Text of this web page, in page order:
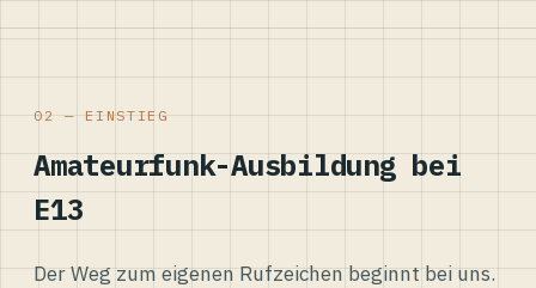
02 — EINSTIEG
Amateurfunk-Ausbildung bei
E13
Der Weg zum eigenen Rufzeichen beginnt bei uns.